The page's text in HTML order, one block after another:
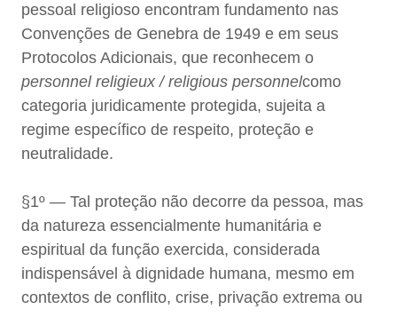
pessoal religioso encontram fundamento nas
Convenções de Genebra de 1949 e em seus
Protocolos Adicionais, que reconhecem o
personnel religieux / religious personnelcomo
categoria juridicamente protegida, sujeita a
regime específico de respeito, proteção e
neutralidade.
§1º — Tal proteção não decorre da pessoa, mas
da natureza essencialmente humanitária e
espiritual da função exercida, considerada
indispensável à dignidade humana, mesmo em
contextos de conflito, crise, privação extrema ou